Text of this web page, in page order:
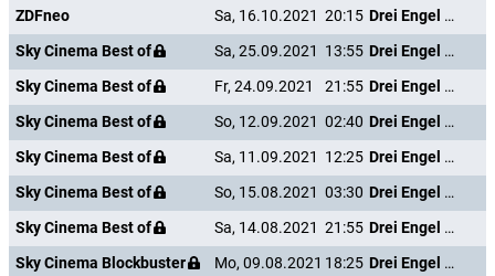
ZDFneo
Sa, 16.10.2021 20:15
Drei Engel für Charlie - Volle Power
Sky Cinema Best of
Sa, 25.09.2021 13:55
Drei Engel für Charlie - Volle Power
Sky Cinema Best of
Fr, 24.09.2021 21:55
Drei Engel für Charlie - Volle Power
Sky Cinema Best of
So, 12.09.2021 02:40
Drei Engel für Charlie - Volle Power
Sky Cinema Best of
Sa, 11.09.2021 12:25
Drei Engel für Charlie - Volle Power
Sky Cinema Best of
So, 15.08.2021 03:30
Drei Engel für Charlie - Volle Power
Sky Cinema Best of
Sa, 14.08.2021 21:55
Drei Engel für Charlie - Volle Power
Sky Cinema Blockbuster
Mo, 09.08.2021 18:25
Drei Engel für Charlie - Volle Power